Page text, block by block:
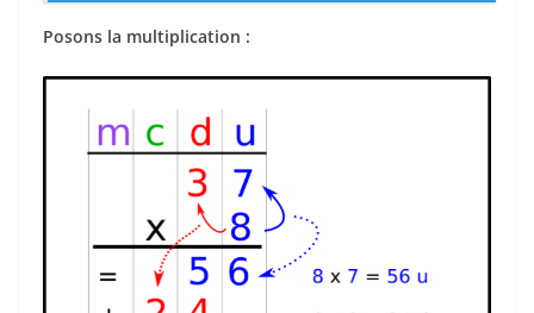
Posons la multiplication :